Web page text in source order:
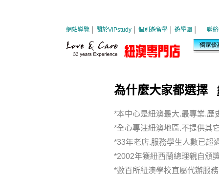
為什麼大家都選擇
*本中心是紐澳最大.最專業.歷
*全心專注紐澳地區.不提供其
*33年老店.服務學生人數已超
*2002年獲紐西蘭總理親自頒
*數百所紐澳學校直屬代辦服